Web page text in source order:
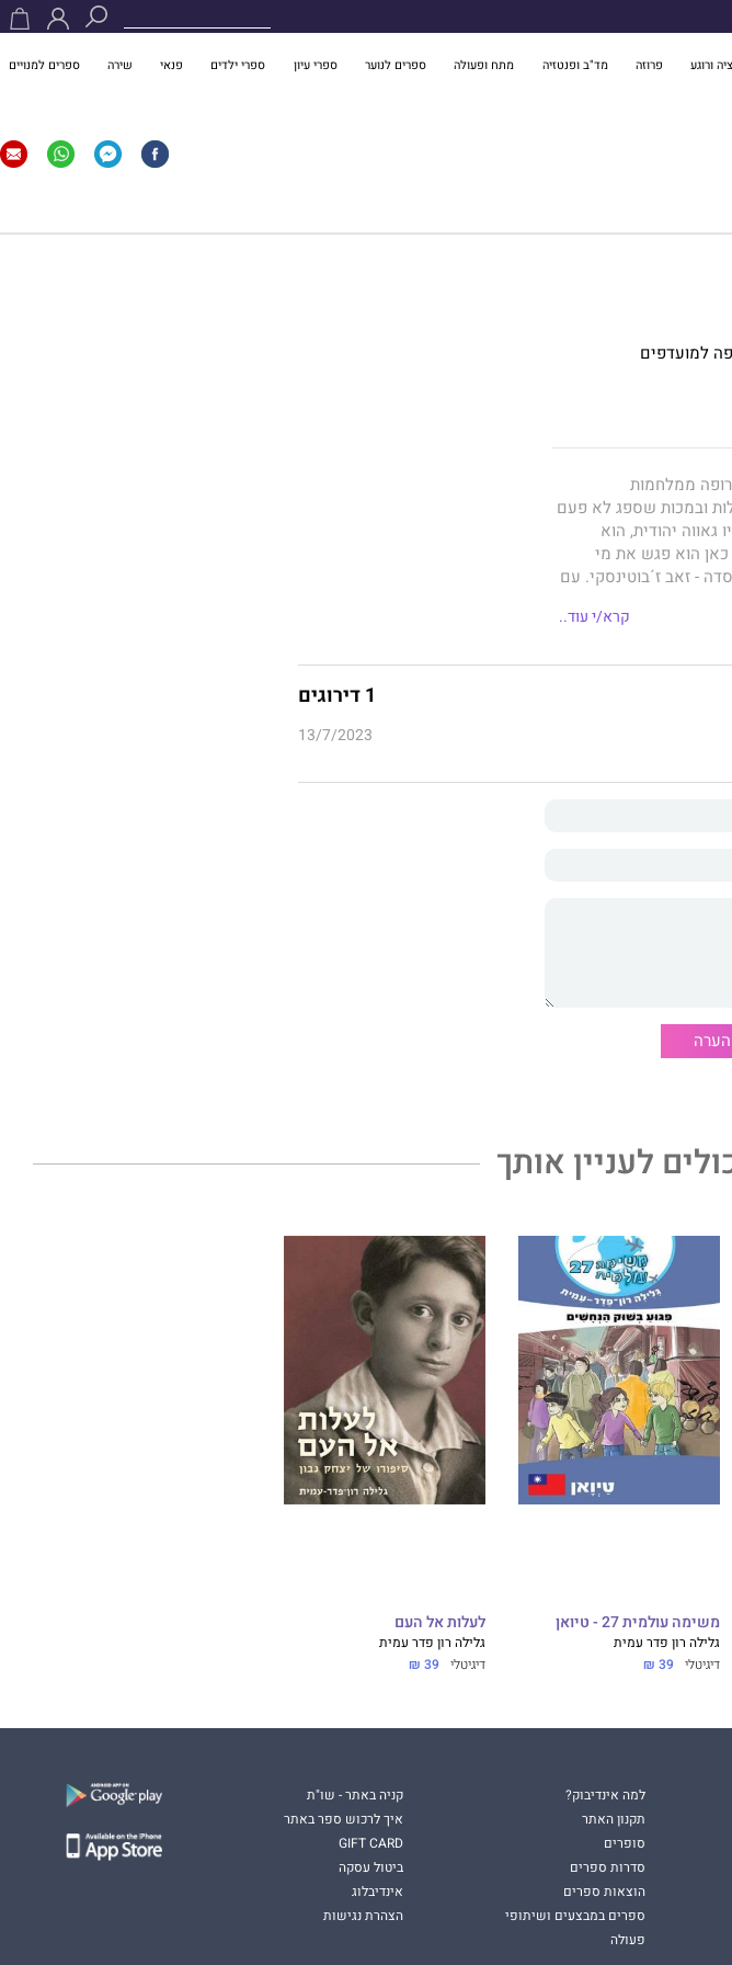
ורוגע פרוזה מד"ב ופנטזיה מתח ופעולה ספרים לנוער ספרי עיון ספרי ילדים פנאי שירה ספרים למנויים
למועדפים
ממלחמות
ובמכות שספג לא פעם
יהודית, הוא
כאן הוא פגש את מי
- זאב ז´בוטינסקי. עם
החופשית היו מנת
האפרורית
דוקטור יונה
הממשלה ויוביל את
ביוגרפיה אלא סיפור
חזון שהגשים בכל צעד
של מנחם - איש משפחה
קרא/י עוד..
1 דירוגים
13/7/2023
לעניין אותך
משימה עולמית 27 - טיואן
גלילה רון פדר עמית
דיגיטלי 39 ₪
לעלות אל העם
גלילה רון פדר עמית
דיגיטלי 39 ₪
למה אינדיבוק?
תקנון האתר
סופרים
סדרות ספרים
הוצאות ספרים
ספרים במבצעים ושיתופי
פעולה
קניה באתר - שו"ת
איך לרכוש ספר באתר
GIFT CARD
ביטול עסקה
אינדיבלוג
הצהרת נגישות